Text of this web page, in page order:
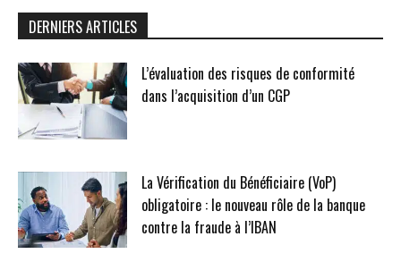
DERNIERS ARTICLES
L’évaluation des risques de conformité
dans l’acquisition d’un CGP
La Vérification du Bénéficiaire (VoP)
obligatoire : le nouveau rôle de la banque
contre la fraude à l’IBAN